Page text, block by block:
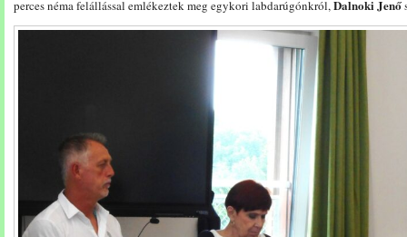
perces néma felállással emlékeztek meg egykori labdarúgónkról,Dalnoki Jenő